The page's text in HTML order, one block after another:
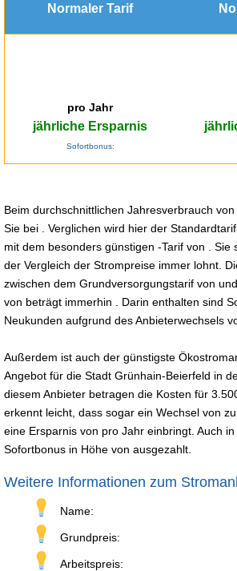
Normaler Tarif
pro Jahr
jährliche Ersparnis
Sofortbonus:
Beim durchschnittlichen Jahresverbrauch
Sie bei . Verglichen wird hier der
mit dem besonders günstigen -Tarif von . Sie
der Vergleich der Strompreise immer lohnt.
zwischen dem Grundversorgungstarif von
von beträgt immerhin . Darin enthalten sind
Neukunden aufgrund des Anbieterwechsels
Außerdem ist auch der günstigste
Angebot für die Stadt Grünhain-Beierfeld in
diesem Anbieter betragen die Kosten für
erkennt leicht, dass sogar ein Wechsel von
eine Ersparnis von pro Jahr einbringt. Auch
Sofortbonus in Höhe von ausgezahlt.
Weitere Informationen zum
Name:
Grundpreis:
Arbeitspreis: